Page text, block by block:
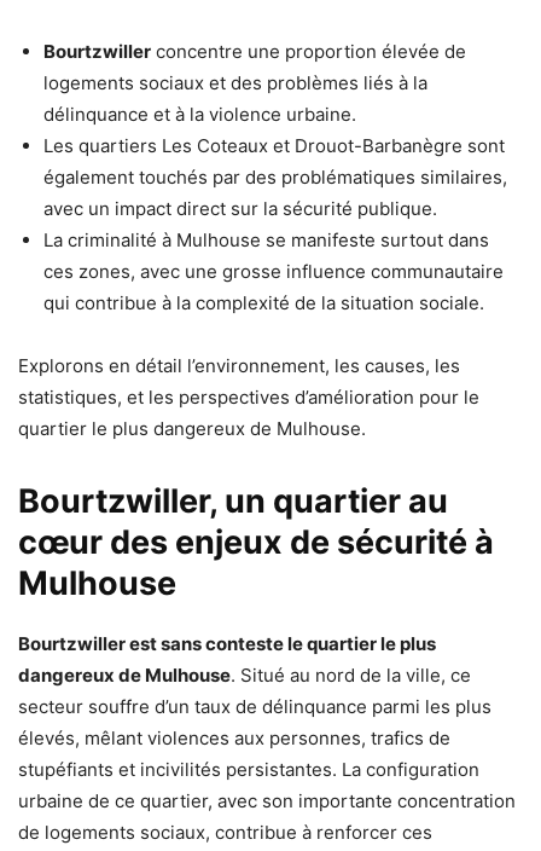
Bourtzwiller concentre une proportion élevée de
logements sociaux et des problèmes liés à la
délinquance et à la violence urbaine.
Les quartiers Les Coteaux et Drouot-Barbanègre sont
également touchés par des problématiques similaires,
avec un impact direct sur la sécurité publique.
La criminalité à Mulhouse se manifeste surtout dans
ces zones, avec une grosse influence communautaire
qui contribue à la complexité de la situation sociale.
Explorons en détail l’environnement, les causes, les
statistiques, et les perspectives d’amélioration pour le
quartier le plus dangereux de Mulhouse.
Bourtzwiller, un quartier au
cœur des enjeux de sécurité à
Mulhouse
Bourtzwiller est sans conteste le quartier le plus
dangereux de Mulhouse. Situé au nord de la ville, ce
secteur souffre d’un taux de délinquance parmi les plus
élevés, mêlant violences aux personnes, trafics de
stupéfiants et incivilités persistantes. La configuration
urbaine de ce quartier, avec son importante concentration
de logements sociaux, contribue à renforcer ces